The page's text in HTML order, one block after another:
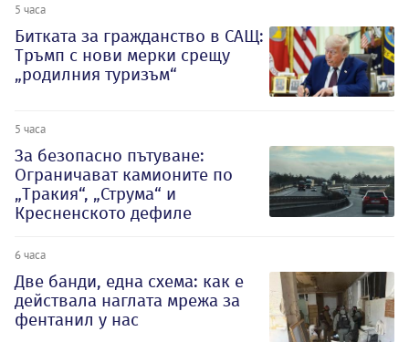
5 часа
Битката за гражданство в САЩ:
Тръмп с нови мерки срещу
„родилния туризъм“
5 часа
За безопасно пътуване:
Ограничават камионите по
„Тракия“, „Струма“ и
Кресненското дефиле
6 часа
Две банди, една схема: как е
действала наглата мрежа за
фентанил у нас